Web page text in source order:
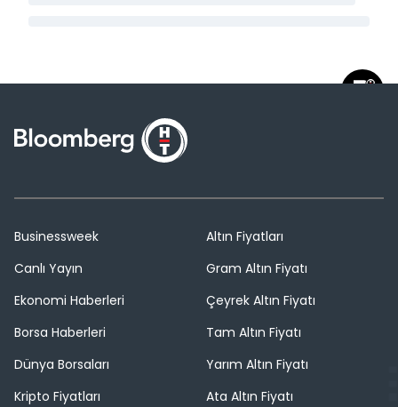
Businessweek
Canlı Yayın
Ekonomi Haberleri
Borsa Haberleri
Dünya Borsaları
Kripto Fiyatları
Altın Fiyatları
Gram Altın Fiyatı
Çeyrek Altın Fiyatı
Tam Altın Fiyatı
Yarım Altın Fiyatı
Ata Altın Fiyatı